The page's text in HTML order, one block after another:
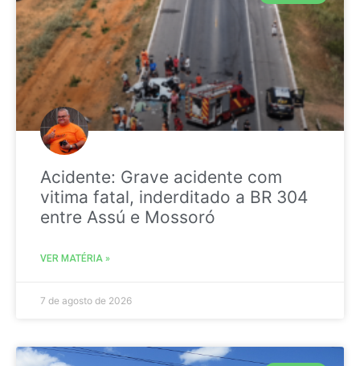
Acidente: Grave acidente com
vitima fatal, inderditado a BR 304
entre Assú e Mossoró
VER MATÉRIA »
7 de agosto de 2026